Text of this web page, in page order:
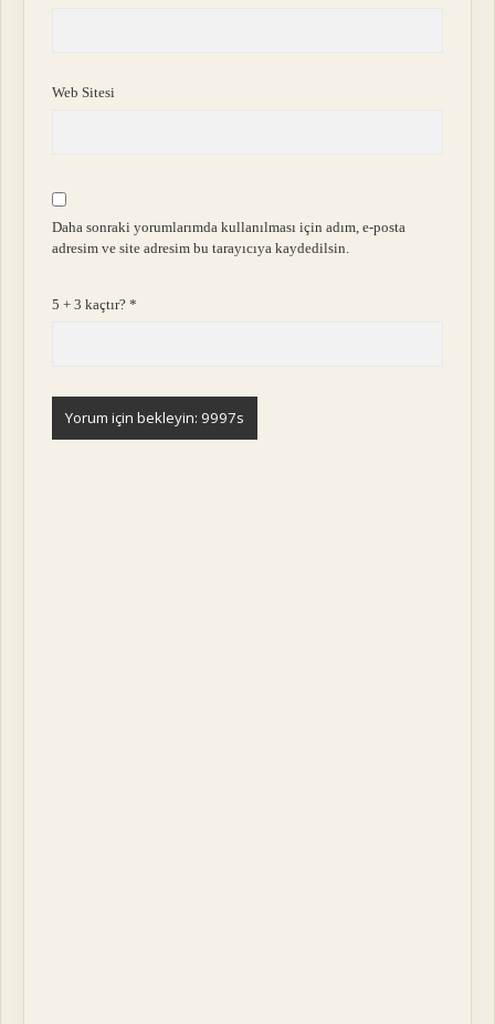
Web Sitesi
Daha sonraki yorumlarımda kullanılması için adım, e-posta
adresim ve site adresim bu tarayıcıya kaydedilsin.
5 + 3 kaçtır?*